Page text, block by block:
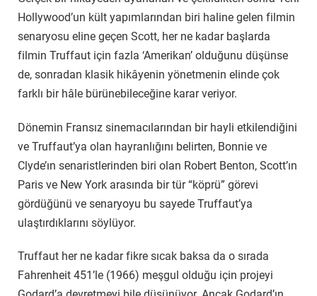
Hollywood’un kült yapımlarından biri haline gelen filmin
senaryosu eline geçen Scott, her ne kadar başlarda
filmin Truffaut için fazla ‘Amerikan’ olduğunu düşünse
de, sonradan klasik hikâyenin yönetmenin elinde çok
farklı bir hâle bürünebileceğine karar veriyor.
Dönemin Fransız sinemacılarından bir hayli etkilendiğini
ve Truffaut’ya olan hayranlığını belirten, Bonnie ve
Clyde’ın senaristlerinden biri olan Robert Benton, Scott’ın
Paris ve New York arasında bir tür “köprü” görevi
gördüğünü ve senaryoyu bu sayede Truffaut’ya
ulaştırdıklarını söylüyor.
Truffaut her ne kadar fikre sıcak baksa da o sırada
Fahrenheit 451’le (1966) meşgul olduğu için projeyi